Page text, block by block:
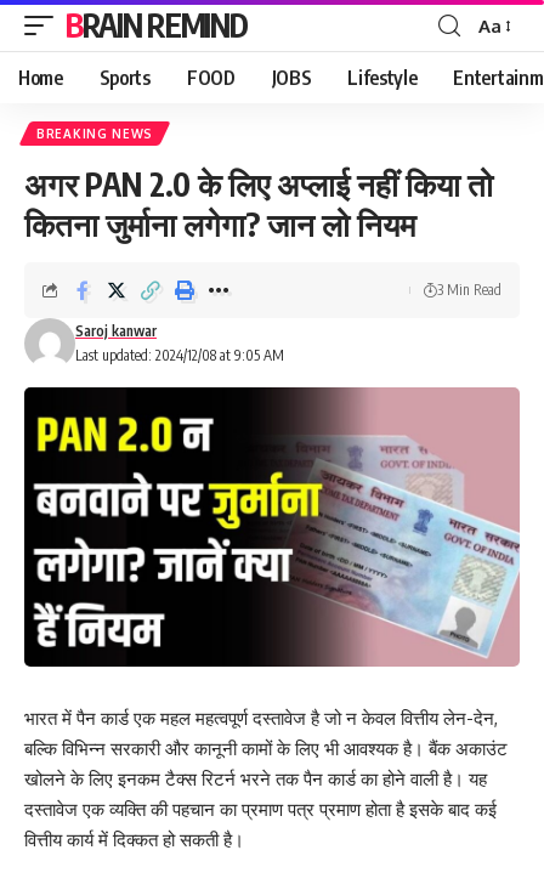
BRAIN REMIND
Font
Resizer
Aa
Home Sports FOOD JOBS Lifestyle
BREAKING NEWS
अगर PAN 2.0 के लिए अप्लाई नहीं किया तो
कितना जुर्माना लगेगा? जान लो नियम
Last updated: 2024/12/08 at 9:05 AM
Saroj kanwar
3 Min Read
भारत में पैन कार्ड एक महल महत्वपूर्ण दस्तावेज है जो न केवल वित्तीय लेन-देन,
बल्कि विभिन्न सरकारी और कानूनी कामों के लिए भी आवश्यक है। बैंक अकाउंट
खोलने के लिए इनकम टैक्स रिटर्न भरने तक पैन कार्ड का होने वाली है। यह
दस्तावेज एक व्यक्ति की पहचान का प्रमाण पत्र प्रमाण होता है इसके बाद कई
वित्तीय कार्य में दिक्कत हो सकती है।